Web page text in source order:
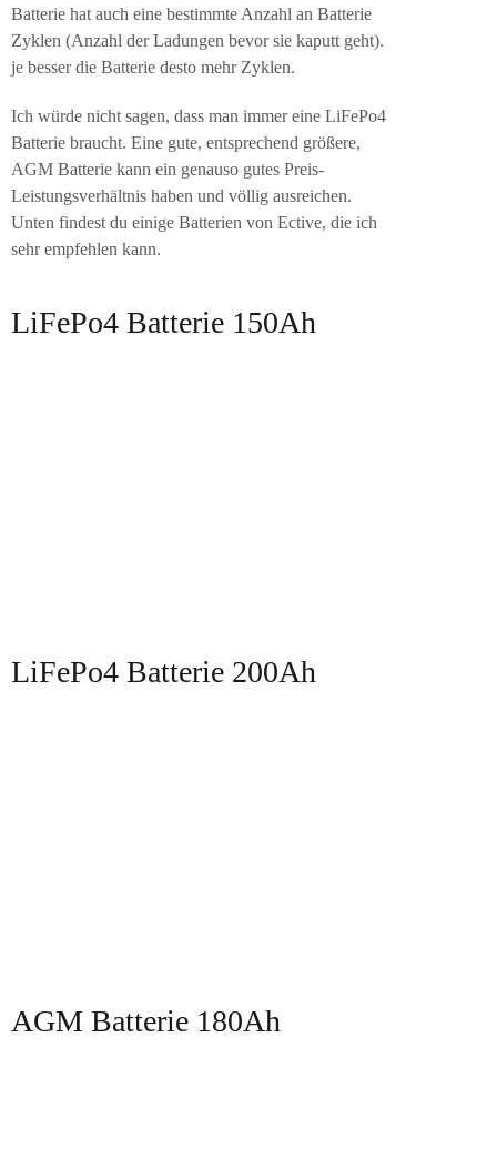
Batterie hat auch eine bestimmte Anzahl an Batterie
Zyklen (Anzahl der Ladungen bevor sie kaputt geht).
je besser die Batterie desto mehr Zyklen.
Ich würde nicht sagen, dass man immer eine LiFePo4
Batterie braucht. Eine gute, entsprechend größere,
AGM Batterie kann ein genauso gutes Preis-
Leistungsverhältnis haben und völlig ausreichen.
Unten findest du einige Batterien von Ective, die ich
sehr empfehlen kann.
LiFePo4 Batterie 150Ah
LiFePo4 Batterie 200Ah
AGM Batterie 180Ah